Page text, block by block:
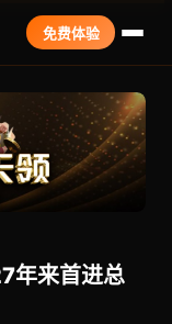
免费体验
年来首进总